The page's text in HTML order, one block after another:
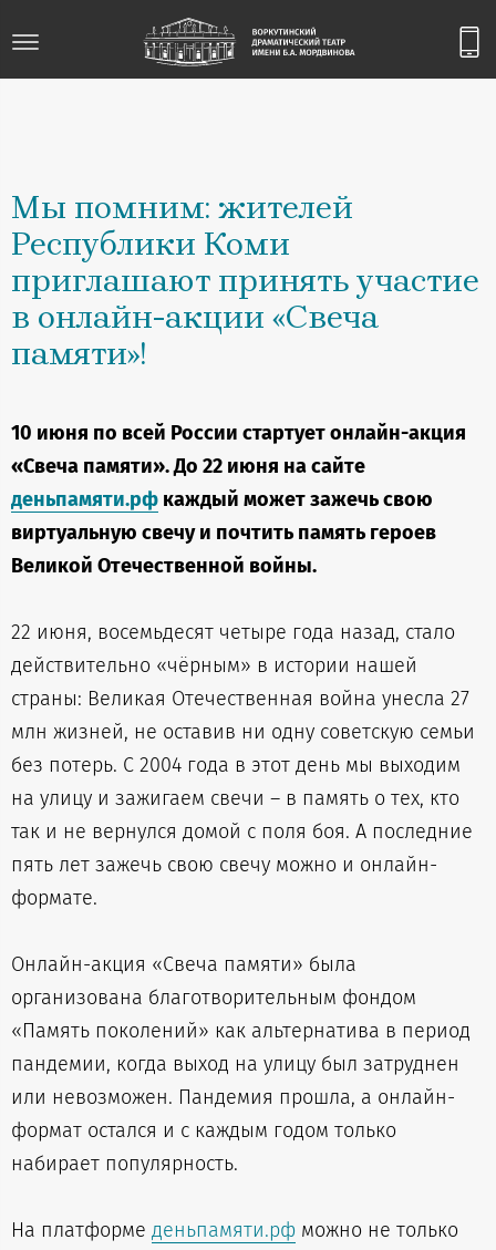
Мы помним: жителей
Республики Коми
приглашают принять участие
в онлайн-акции «Свеча
памяти»!
10 июня по всей России стартует онлайн-акция
«Свеча памяти». До 22 июня на сайте
деньпамяти.рф каждый может зажечь свою
виртуальную свечу и почтить память героев
Великой Отечественной войны.
22 июня, восемьдесят четыре года назад, стало
действительно «чёрным» в истории нашей
страны: Великая Отечественная война унесла 27
млн жизней, не оставив ни одну советскую семьи
без потерь. С 2004 года в этот день мы выходим
на улицу и зажигаем свечи – в память о тех, кто
так и не вернулся домой с поля боя. А последние
пять лет зажечь свою свечу можно и онлайн-
формате.
Онлайн-акция «Свеча памяти» была
организована благотворительным фондом
«Память поколений» как альтернатива в период
пандемии, когда выход на улицу был затруднен
или невозможен. Пандемия прошла, а онлайн-
формат остался и с каждым годом только
набирает популярность.
На платформе деньпамяти.рф можно не только